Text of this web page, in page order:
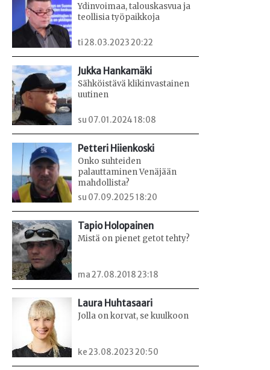
Ydinvoimaa, talouskasvua ja
teollisia työpaikkoja
ti 28.03.2023 20:22
Jukka Hankamäki
Sähköistävä klikinvastainen
uutinen
su 07.01.2024 18:08
Petteri Hiienkoski
Onko suhteiden
palauttaminen Venäjään
mahdollista?
su 07.09.2025 18:20
Tapio Holopainen
Mistä on pienet getot tehty?
ma 27.08.2018 23:18
Laura Huhtasaari
Jolla on korvat, se kuulkoon
ke 23.08.2023 20:50